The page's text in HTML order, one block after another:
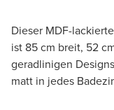
Dieser MDF-
ist 85 cm breit, 52
geradlinigen
matt in jedes